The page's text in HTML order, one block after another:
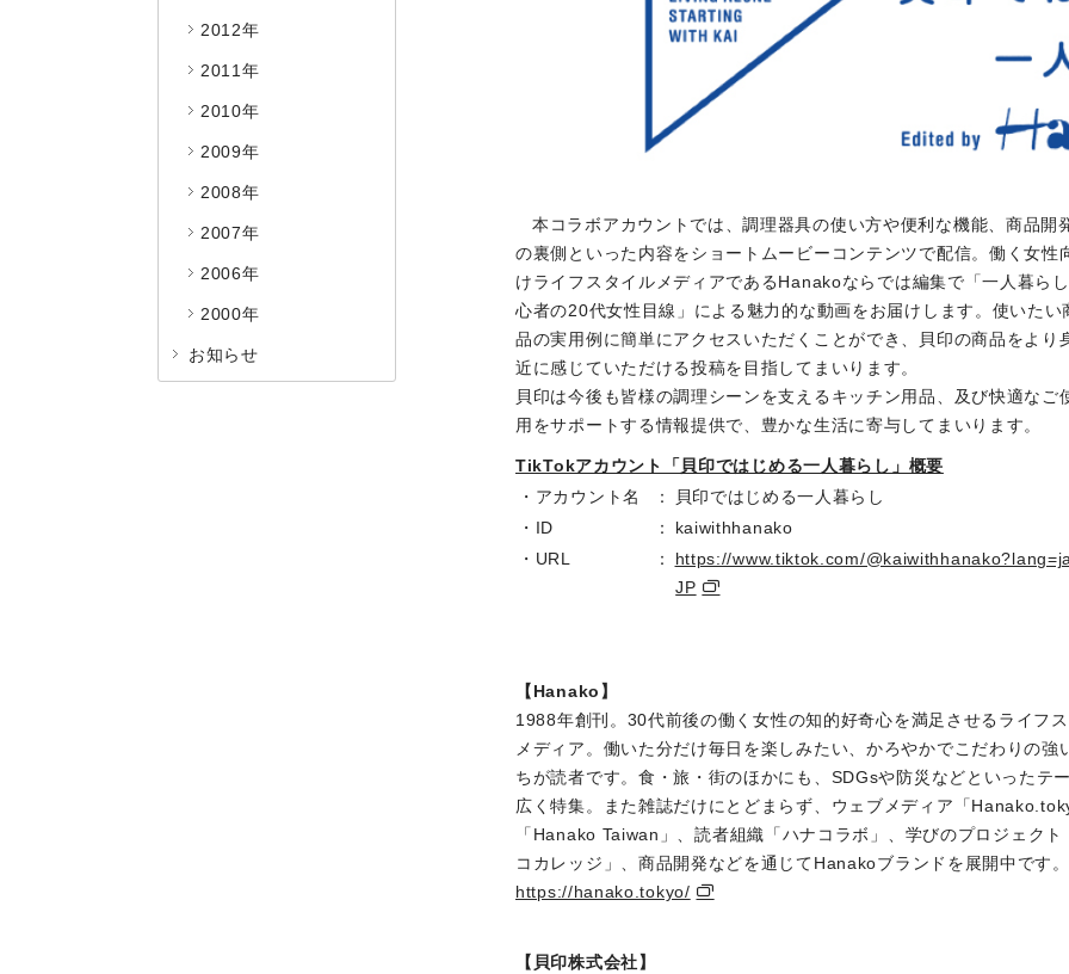
本コラボアカウントでは、調理器具の使い方や便利な機能、商品開
の裏側といった内容をショートムービーコンテンツで配信。働く女性
けライフスタイルメディアであるHanakoならでは編集で「一人暮ら
心者の20代女性目線」による魅力的な動画をお届けします。使いたい
品の実用例に簡単にアクセスいただくことができ、貝印の商品をより
近に感じていただける投稿を目指してまいります。
貝印は今後も皆様の調理シーンを支えるキッチン用品、及び快適なご
用をサポートする情報提供で、豊かな生活に寄与してまいります。
TikTokアカウント「貝印ではじめる一人暮らし」概要
・アカウント名
貝印ではじめる一人暮らし
・ID
kaiwithhanako
・URL
https://www.tiktok.com/
JP
【Hanako】
1988年創刊。30代前後の働く女性の知的好奇心を満足させるライフ
メディア。働いた分だけ毎日を楽しみたい、かろやかでこだわりの強
ちが読者です。食・旅・街のほかにも、SDGsや防災などといったテ
広く特集。また雑誌だけにとどまらず、ウェブメディア「
「Hanako Taiwan」、読者組織「ハナコラボ」、学びのプロジェクト
コカレッジ」、商品開発などを通じてHanakoブランドを展開中です。
https://hanako.tokyo/
【貝印株式会社】
2012年
2011年
2010年
2009年
2008年
2007年
2006年
2000年
お知らせ